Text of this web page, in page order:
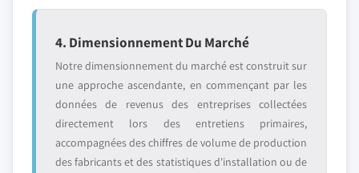
4. Dimensionnement Du Marché
Notre dimensionnement du marché est construit sur
une approche ascendante, en commençant par les
données de revenus des entreprises collectées
directement lors des entretiens primaires,
accompagnées des chiffres de volume de production
des fabricants et des statistiques d'installation ou de